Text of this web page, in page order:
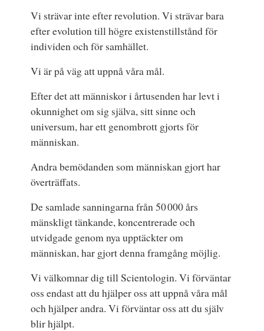
Vi strävar inte efter revolution. Vi strävar bara
efter evolution till högre existenstillstånd för
individen och för samhället.
Vi är på väg att uppnå våra mål.
Efter det att människor i årtusenden har levt i
okunnighet om sig själva, sitt sinne och
universum, har ett genombrott gjorts för
människan.
Andra bemödanden som människan gjort har
överträffats.
De samlade sanningarna från 50 000 års
mänskligt tänkande, koncentrerade och
utvidgade genom nya upptäckter om
människan, har gjort denna framgång möjlig.
Vi välkomnar dig till Scientologin. Vi förväntar
oss endast att du hjälper oss att uppnå våra mål
och hjälper andra. Vi förväntar oss att du själv
blir hjälpt.